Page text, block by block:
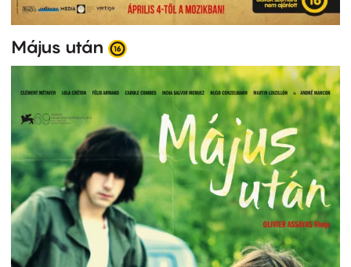
Május után